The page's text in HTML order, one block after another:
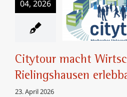
04, 2026
Citytour
erlebbar
Citytour macht
Rielingshausen
23. April 2026